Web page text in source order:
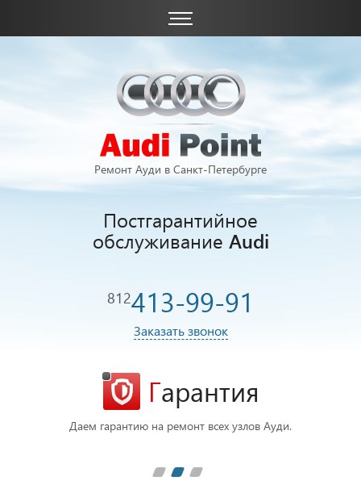
Ремонт Ауди в Санкт-Петербурге
Постгарантийное
обслуживание Audi
812413-99-91
Заказать звонок
Гарантия
Даем гарантию на ремонт всех узлов Ауди.